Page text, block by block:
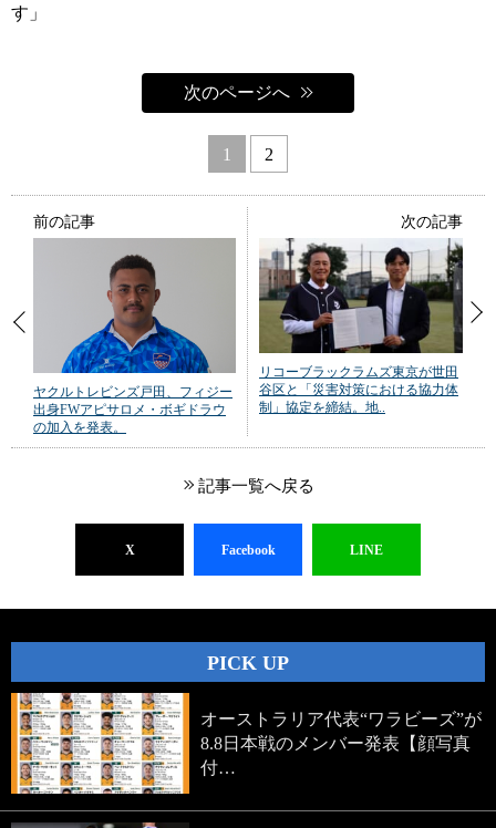
す」
次のページへ
1 2
前の記事
ヤクルトレビンズ戸田、フィジー
出身FWアピサロメ・ボギドラウ
の加入を発表。
次の記事
リコーブラックラムズ東京が世田
谷区と「災害対策における協力体
制」協定を締結。地..
記事一覧へ戻る
X Facebook LINE
PICK UP
オーストラリア代表“ワラビーズ”が
8.8日本戦のメンバー発表【顔写真
付…